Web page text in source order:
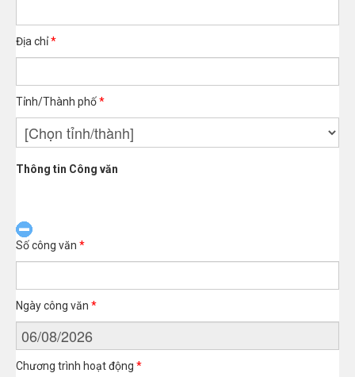
Địa chỉ*
Tỉnh/Thành phố*
Thông tin Công văn
Số công văn *
Ngày công văn *
Chương trình hoạt động *